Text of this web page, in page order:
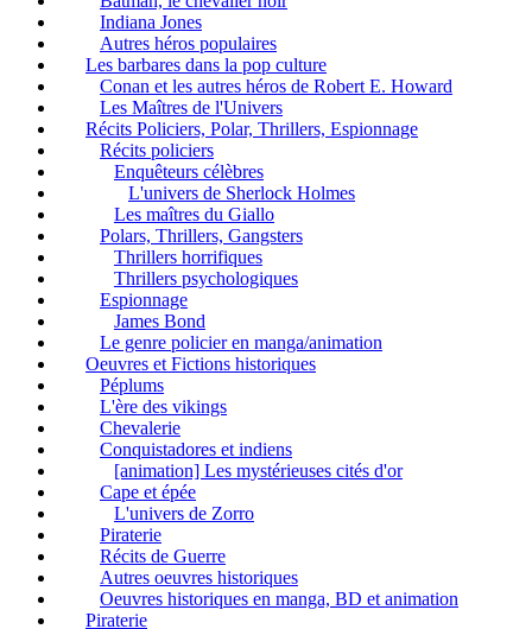
Indiana Jones
Autres héros populaires
Les barbares dans la pop culture
Conan et les autres héros de Robert E. Howard
Les Maîtres de l'Univers
Récits Policiers, Polar, Thrillers, Espionnage
Récits policiers
Enquêteurs célèbres
L'univers de Sherlock Holmes
Les maîtres du Giallo
Polars, Thrillers, Gangsters
Thrillers horrifiques
Thrillers psychologiques
Espionnage
James Bond
Le genre policier en manga/animation
Oeuvres et Fictions historiques
Péplums
L'ère des vikings
Chevalerie
Conquistadores et indiens
[animation] Les mystérieuses cités d'or
Cape et épée
L'univers de Zorro
Piraterie
Récits de Guerre
Autres oeuvres historiques
Oeuvres historiques en manga, BD et animation
Piraterie